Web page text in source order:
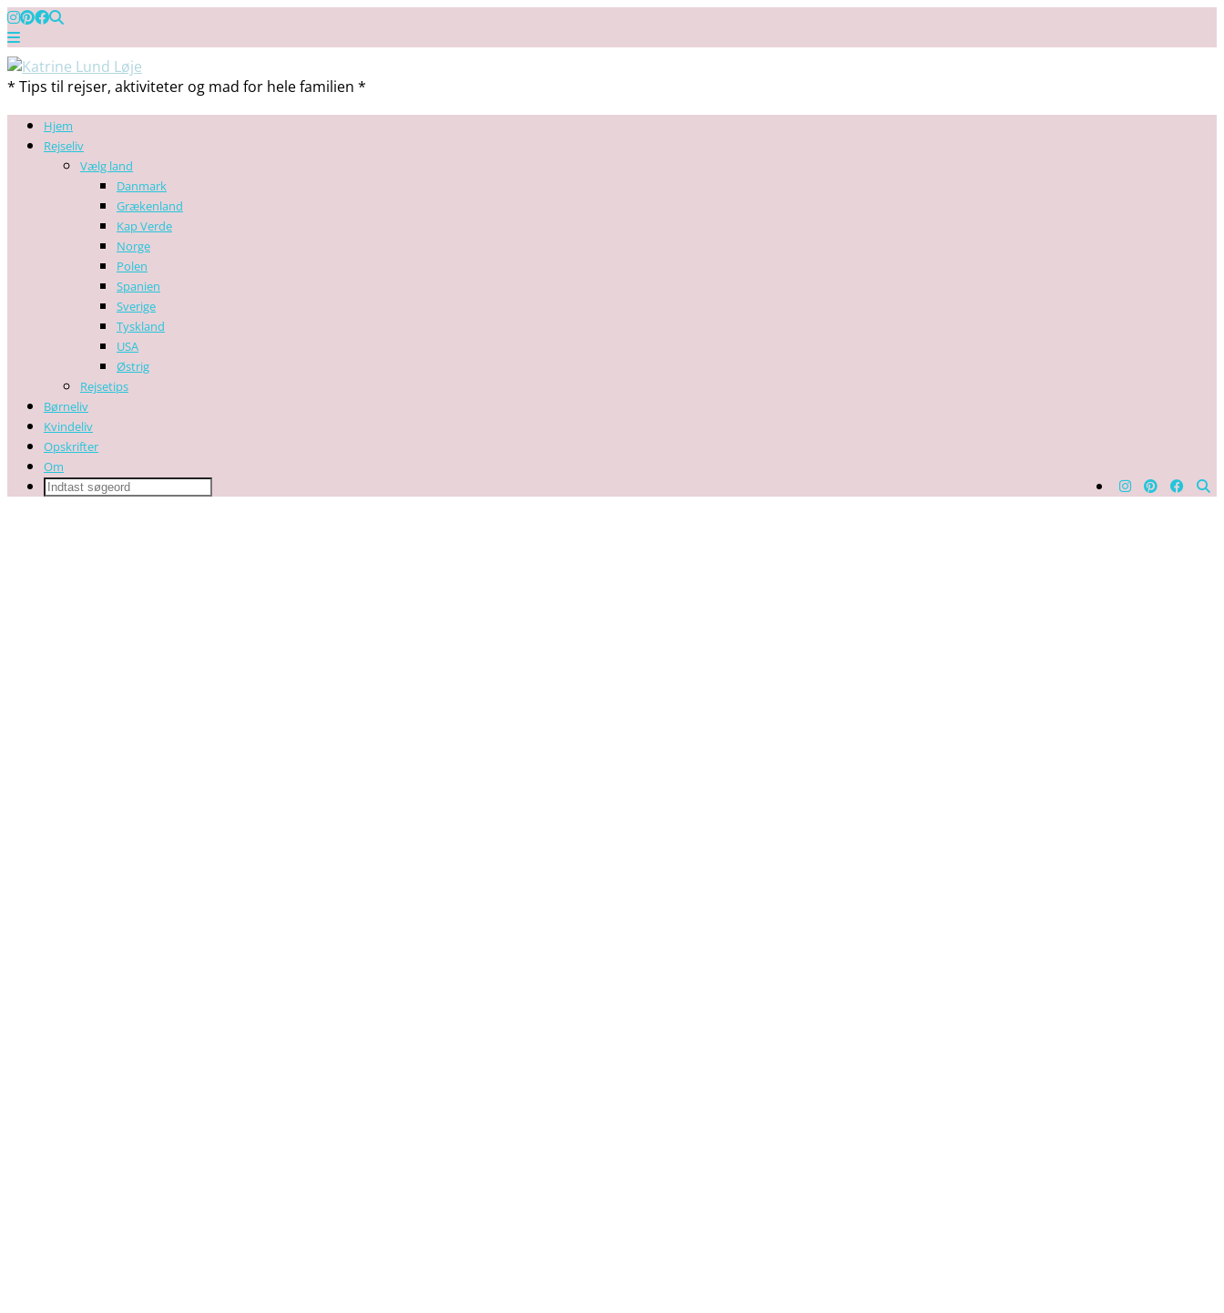
* Tips til rejser, aktiviteter og mad for hele familien *
Hjem
Rejseliv
Vælg land
Danmark
Grækenland
Kap Verde
Norge
Polen
Spanien
Sverige
Tyskland
USA
Østrig
Rejsetips
Børneliv
Kvindeliv
Opskrifter
Om